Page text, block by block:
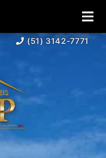
(51) 3142-7771